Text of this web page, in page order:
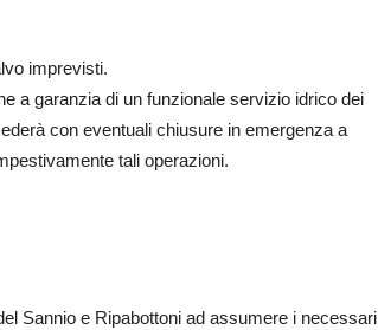
imprevisti.
a garanzia di un funzionale servizio idrico dei
con eventuali chiusure in emergenza a
tali operazioni.
Sannio e Ripabottoni ad assumere i necessari